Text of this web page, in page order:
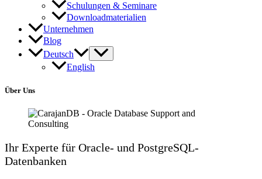
Schulungen & Seminare
Downloadmaterialien
Unternehmen
Blog
Deutsch
English
Über Uns
Ihr Experte für Oracle- und PostgreSQL-
Datenbanken